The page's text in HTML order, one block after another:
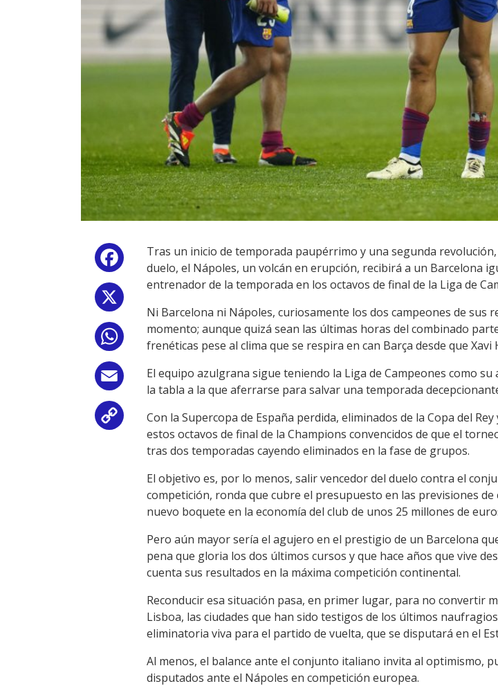
Facebook
WhatsApp
Email
Copy
Link
Tras un inicio de temporada paupérrimo y una segunda
duelo, el Nápoles, un volcán en erupción, recibirá a un Barcelona
entrenador de la temporada en los octavos de final de la Liga de
Ni Barcelona ni Nápoles, curiosamente los dos campeones de sus
momento; aunque quizá sean las últimas horas del combinado
frenéticas pese al clima que se respira en can Barça desde que
El equipo azulgrana sigue teniendo la Liga de Campeones como
la tabla a la que aferrarse para salvar una temporada
Con la Supercopa de España perdida, eliminados de la Copa del
estos octavos de final de la Champions convencidos de que el
tras dos temporadas cayendo eliminados en la fase de grupos.
El objetivo es, por lo menos, salir vencedor del duelo contra el
competición, ronda que cubre el presupuesto en las previsiones
nuevo boquete en la economía del club de unos 25 millones de
Pero aún mayor sería el agujero en el prestigio de un Barcelona
pena que gloria los dos últimos cursos y que hace años que vive
cuenta sus resultados en la máxima competición continental.
Reconducir esa situación pasa, en primer lugar, para no convertir
Lisboa, las ciudades que han sido testigos de los últimos
eliminatoria viva para el partido de vuelta, que se disputará en el
Al menos, el balance ante el conjunto italiano invita al optimismo,
disputados ante el Nápoles en competición europea.